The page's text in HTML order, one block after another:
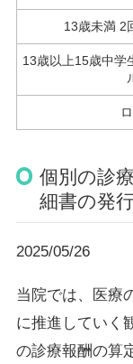
13歳未満 2
13歳以上15歳中学
個別の診
細書の発
2025/05/26
当院では、医療
に推進していく
の診療報酬の算